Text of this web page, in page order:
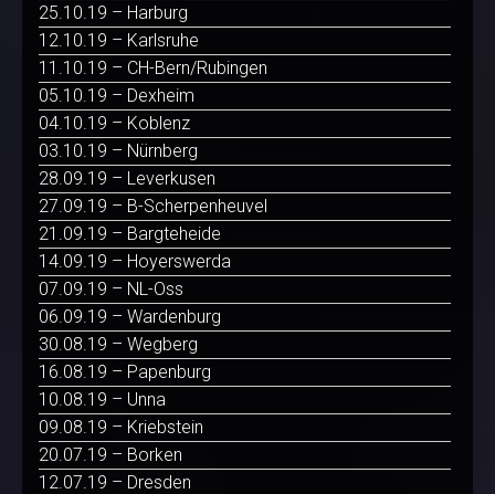
25.10.19 – Harburg
12.10.19 – Karlsruhe
11.10.19 – CH-Bern/Rubingen
05.10.19 – Dexheim
04.10.19 – Koblenz
03.10.19 – Nürnberg
28.09.19 – Leverkusen
27.09.19 – B-Scherpenheuvel
21.09.19 – Bargteheide
14.09.19 – Hoyerswerda
07.09.19 – NL-Oss
06.09.19 – Wardenburg
30.08.19 – Wegberg
16.08.19 – Papenburg
10.08.19 – Unna
09.08.19 – Kriebstein
20.07.19 – Borken
12.07.19 – Dresden